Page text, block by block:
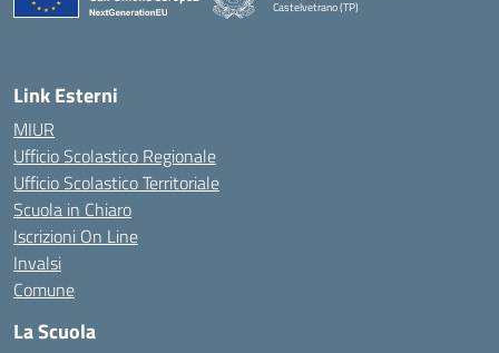
Castelvetrano (TP)
Link Esterni
MIUR
Ufficio Scolastico Regionale
Ufficio Scolastico Territoriale
Scuola in Chiaro
Iscrizioni On Line
Invalsi
Comune
La Scuola